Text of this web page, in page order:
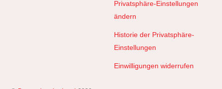
Privatsphäre-Einstellungen
ändern
Historie der Privatsphäre-
Einstellungen
Einwilligungen widerrufen